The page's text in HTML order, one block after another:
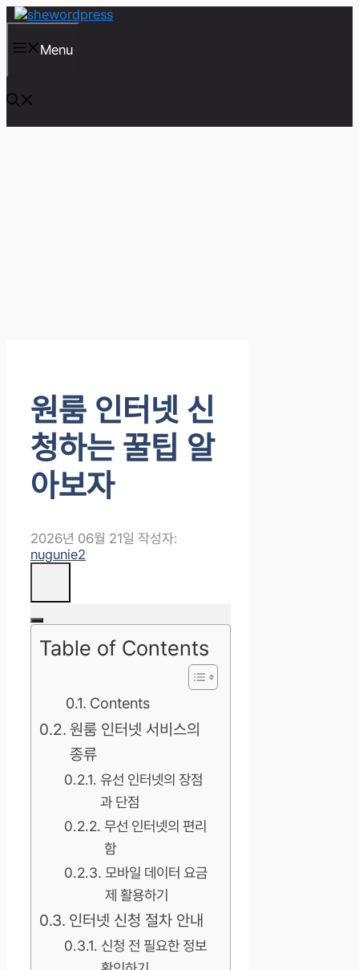
컨
츠
건
너
뛰
기
Menu
원룸 인터넷 신
청하는 꿀팁 알
아보자
2026년 06월 21일 작성자:
nugunie2
Table of Contents
Contents
원룸 인터넷 서비스의
종류
유선 인터넷의 장점
과 단점
무선 인터넷의 편리
함
모바일 데이터 요금
제 활용하기
인터넷 신청 절차 안내
신청 전 필요한 정보